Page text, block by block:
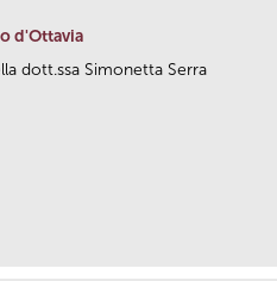
d'Ottavia
dott.ssa Simonetta Serra